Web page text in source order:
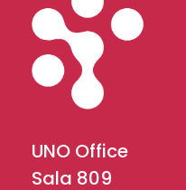
UNO Office
Sala 809